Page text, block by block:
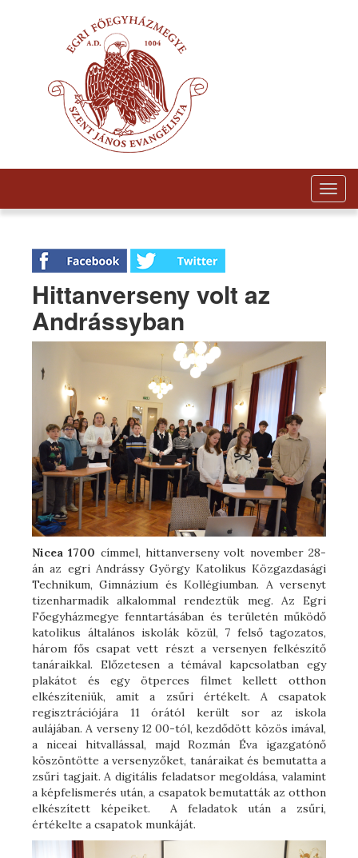
Hittanverseny volt az
Andrássyban
Nicea 1700 címmel, hittanverseny volt november 28-
án az egri Andrássy György Katolikus Közgazdasági
Technikum, Gimnázium és Kollégiumban. A versenyt
tizenharmadik alkalommal rendeztük meg. Az Egri
Főegyházmegye fenntartásában és területén működő
katolikus általános iskolák közül, 7 felső tagozatos,
három fős csapat vett részt a versenyen felkészítő
tanáraikkal. Előzetesen a témával kapcsolatban egy
plakátot és egy ötperces filmet kellett otthon
elkészíteniük, amit a zsűri értékelt. A csapatok
regisztrációjára 11 órától került sor az iskola
aulájában. A verseny 12 00-tól, kezdődött közös imával,
a niceai hitvallással, majd Rozmán Éva igazgatónő
köszöntötte a versenyzőket, tanáraikat és bemutatta a
zsűri tagjait. A digitális feladatsor megoldása, valamint
a képfelismerés után, a csapatok bemutatták az otthon
elkészített képeiket. A feladatok után a zsűri,
értékelte a csapatok munkáját.